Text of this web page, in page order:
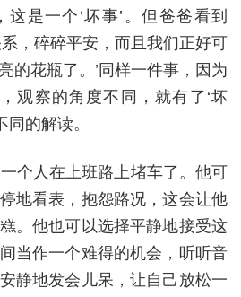
是一个‘坏事’。但爸爸看到
，碎碎平安，而且我们正好可
的花瓶了。’同样一件事，因为
观察的角度不同，就有了‘坏
同的解读。
一个人在上班路上堵车了。他可
地看表，抱怨路况，这会让他
。他也可以选择平静地接受这
当作一个难得的机会，听听音
静地发会儿呆，让自己放松一